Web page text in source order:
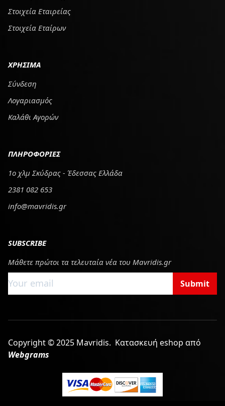
Στοιχεία Εταιρείας
Στοιχεία Εταίρων
ΧΡΗΣΙΜΑ
Σύνδεση
Λογαριασμός
Καλάθι Αγορών
ΠΛΗΡΟΦΟΡΙΕΣ
1ο χλμ Σκύδρας - Έδεσσας Ελλάδα
2381 082 653
info@mavridis.gr
SUBSCRIBE
Μάθετε πρώτοι τα τελευταία νέα του Mavridis.gr
Submit
Copyright © 2025 Mavridis. Κατασκευή eshop από
Webgrams